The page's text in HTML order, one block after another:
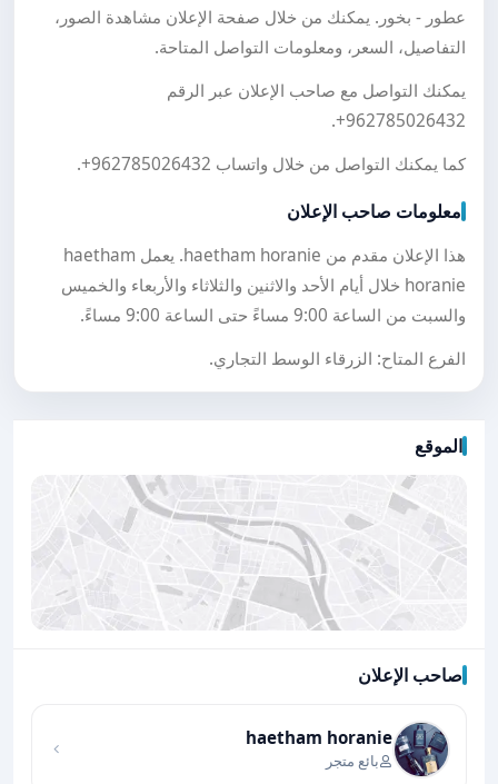
عطور - بخور. يمكنك من خلال صفحة الإعلان مشاهدة الصور،
التفاصيل، السعر، ومعلومات التواصل المتاحة.
يمكنك التواصل مع صاحب الإعلان عبر الرقم
+962785026432
.
كما يمكنك التواصل من خلال واتساب +962785026432
.
معلومات صاحب الإعلان
هذا الإعلان مقدم من haetham horanie. يعمل haetham
horanie خلال أيام الأحد والاثنين والثلاثاء والأربعاء والخميس
والسبت من الساعة 9:00 مساءً حتى الساعة 9:00 مساءً.
الفرع المتاح: الزرقاء الوسط التجاري.
الموقع
صاحب الإعلان
haetham horanie
بائع متجر